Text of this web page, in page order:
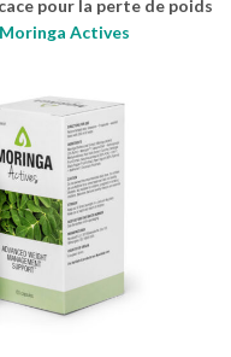
pour la perte de poids
Moringa Actives